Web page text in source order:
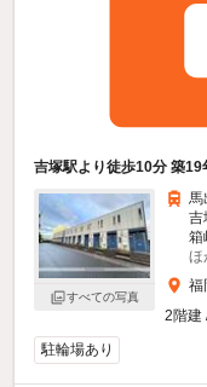
吉塚駅より徒歩10分 築
すべての写真
馬
吉
箱
ほ
福
2階建
駐輪場あり